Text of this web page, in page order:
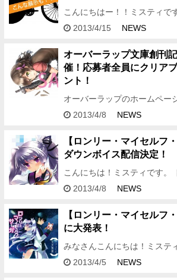
こんにちはー！！ミスティで
ラップ文庫の創刊が来週に迫
まして、 「創刊記念…
2013/4/15 NEWS
オーバーラップ文庫創刊
催！応募者全員にクリア
ント！
オーバーラップのホームペー
しましたー！！ミスティです
ひ隅々までご覧になっ…
2013/4/8 NEWS
【ロンリー・マイセルフ
ダウンボイス配信決定！
こんにちは！ミスティです。
定した「ロンリー・マイセル
ンボイスの配信を…
2013/4/8 NEWS
【ロンリー・マイセルフ
に大発表！
みなさんこんにちは！ミステ
になりました。創刊まで1か月
2013/4/5 NEWS